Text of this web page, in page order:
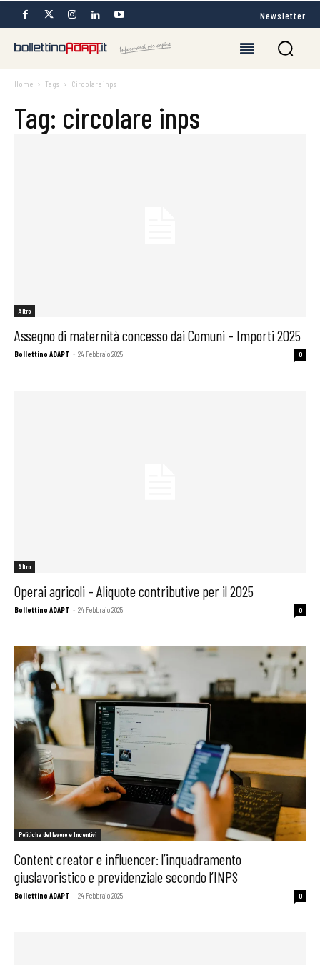
Newsletter
Home Tags Circolare inps
Tag: circolare inps
Altro
Assegno di maternità concesso dai Comuni – Importi 2025
Bollettino ADAPT - 24 Febbraio 2025 0
Altro
Operai agricoli – Aliquote contributive per il 2025
Bollettino ADAPT - 24 Febbraio 2025 0
Politiche del lavoro e Incentivi
Content creator e influencer: l’inquadramento
giuslavoristico e previdenziale secondo l’INPS
Bollettino ADAPT - 24 Febbraio 2025 0